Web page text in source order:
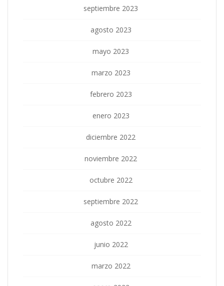
septiembre 2023
agosto 2023
mayo 2023
marzo 2023
febrero 2023
enero 2023
diciembre 2022
noviembre 2022
octubre 2022
septiembre 2022
agosto 2022
junio 2022
marzo 2022